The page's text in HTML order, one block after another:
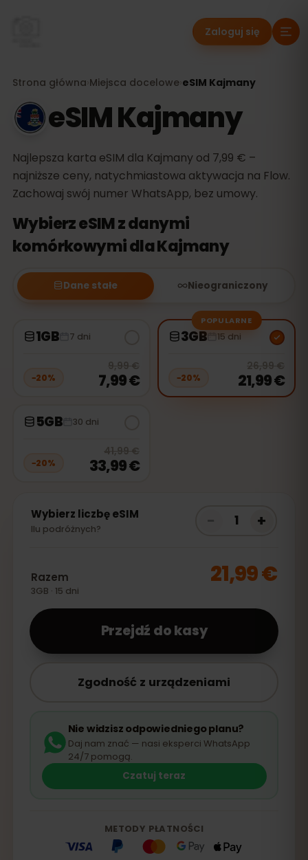
Zaloguj się
Strona główna Miejsca docelowe eSIM Kajmany
eSIM Kajmany
Najlepsza karta eSIM dla Kajmany od 7,99 € –
najniższe ceny, natychmiastowa aktywacja na Flow.
Zachowaj swój numer WhatsApp, bez umowy.
Wybierz eSIM z danymi
komórkowymi dla Kajmany
Dane stałe Nieograniczony
1GB 7 dni
−20%
20 , now 7,99 €
9,99 €
7,99 €
POPULARNE
3GB 15 dni
−20%
26,99 €
21,99 €
5GB 30 dni
−20%
20
41,99 €
33,99 €
Wybierz liczbę eSIM
Ilu podróżnych?
1 +
Razem
3GB · 15 dni
21,99 €
Przejdź do kasy
Zgodność z urządzeniami
Nie widzisz odpowiedniego planu?
Daj nam znać — nasi eksperci WhatsApp
24/7 pomogą.
Czatuj teraz
METODY PŁATNOŚCI